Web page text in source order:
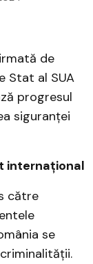
de
Stat al SUA
progresul
siguranței
internațional
către
se